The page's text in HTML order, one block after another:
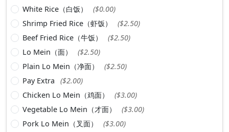
White Rice（白饭）
($0.00)
Shrimp Fried Rice（虾饭）
($2.50)
Beef Fried Rice（牛饭）
($2.50)
Lo Mein（面）
($2.50)
Plain Lo Mein（净面）
($2.50)
Pay Extra
($2.00)
Chicken Lo Mein（鸡面）
($3.00)
Vegetable Lo Mein（才面）
($3.00)
Pork Lo Mein（叉面）
($3.00)